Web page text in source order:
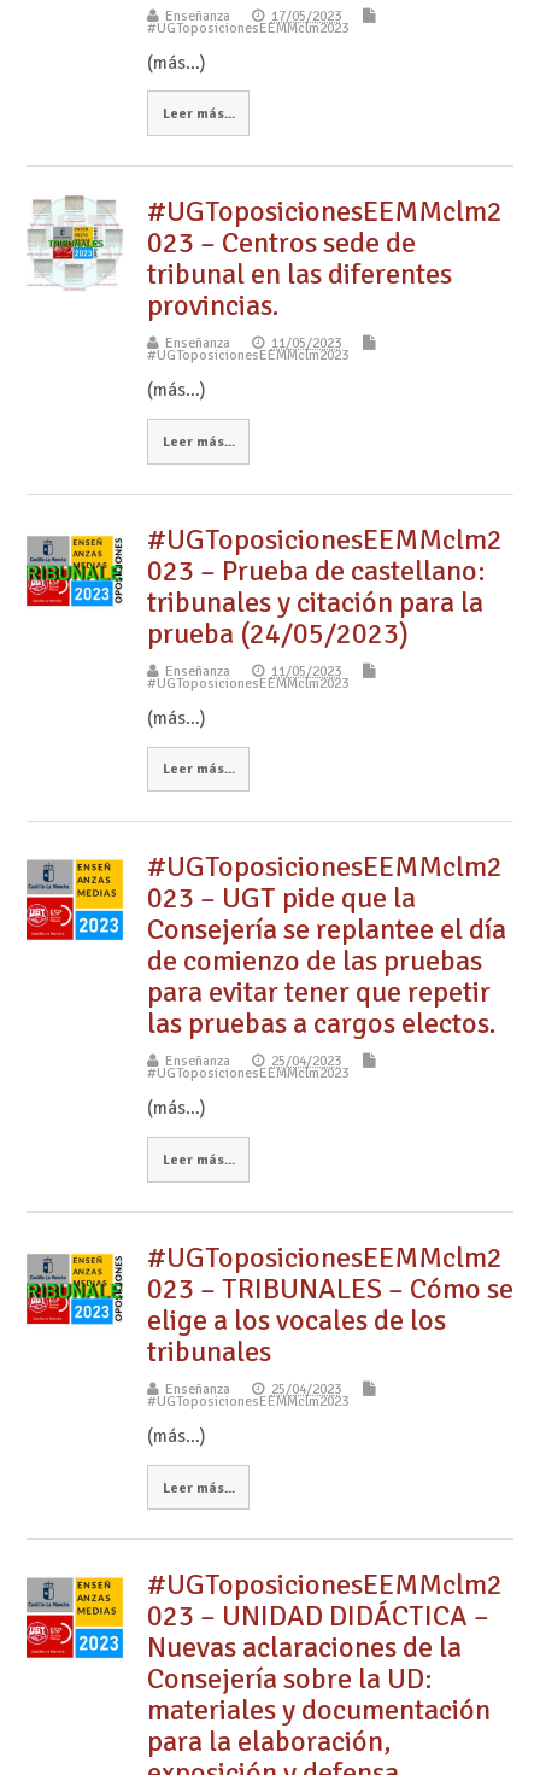
Enseñanza 17/05/2023
#UGToposicionesEEMMclm2023
(más…)
Leer más...
#UGToposicionesEEMMclm2
023 – Centros sede de
tribunal en las diferentes
provincias.
Enseñanza 11/05/2023
#UGToposicionesEEMMclm2023
(más…)
Leer más...
#UGToposicionesEEMMclm2
023 – Prueba de castellano:
tribunales y citación para la
prueba (24/05/2023)
Enseñanza 11/05/2023
#UGToposicionesEEMMclm2023
(más…)
Leer más...
#UGToposicionesEEMMclm2
023 – UGT pide que la
Consejería se replantee el día
de comienzo de las pruebas
para evitar tener que repetir
las pruebas a cargos electos.
Enseñanza 25/04/2023
#UGToposicionesEEMMclm2023
(más…)
Leer más...
#UGToposicionesEEMMclm2
023 – TRIBUNALES – Cómo se
elige a los vocales de los
tribunales
Enseñanza 25/04/2023
#UGToposicionesEEMMclm2023
(más…)
Leer más...
#UGToposicionesEEMMclm2
023 – UNIDAD DIDÁCTICA –
Nuevas aclaraciones de la
Consejería sobre la UD:
materiales y documentación
para la elaboración,